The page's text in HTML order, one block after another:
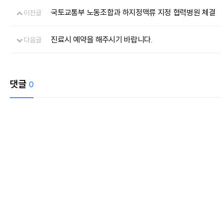
이전글 국토교통부 노동조합과 하지정맥류 지정 협력병원 체결
다음글 진료시 예약을 해주시기 바랍니다.
댓글 0